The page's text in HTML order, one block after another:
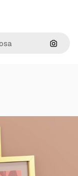
Cerca